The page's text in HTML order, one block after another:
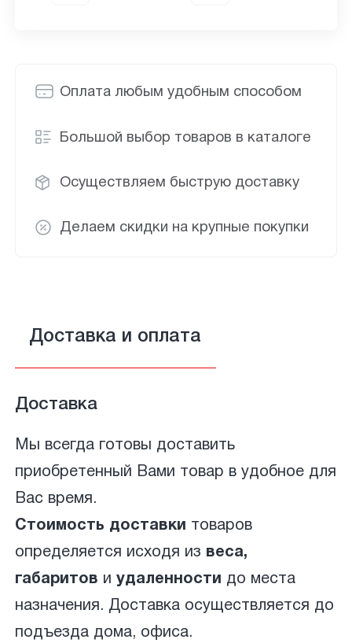
Оплата любым удобным способом
Большой выбор товаров в каталоге
Осуществляем быструю доставку
Делаем скидки на крупные покупки
Доставка и оплата
Доставка
Мы всегда готовы доставить
приобретенный Вами товар в удобное для
Вас время.
Стоимость доставки товаров
определяется исходя из веса,
габаритов и удаленности до места
назначения. Доставка осуществляется до
подъезда дома, офиса.